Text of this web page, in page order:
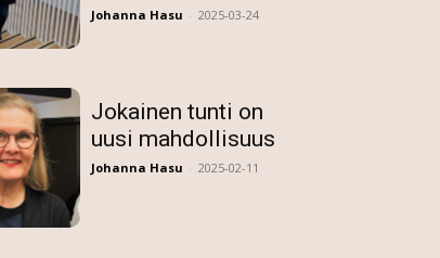
Johanna Hasu - 2025-03-24
Jokainen tunti on
uusi mahdollisuus
Johanna Hasu - 2025-02-11